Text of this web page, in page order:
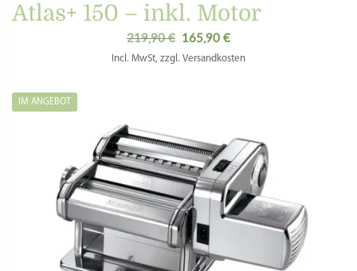
Atlas+ 150 – inkl. Motor
219,90€
Ursprünglicher
Preis
165,90 €Aktueller
Preis
Incl. MwSt, zzgl. Versandkosten
IM ANGEBOT